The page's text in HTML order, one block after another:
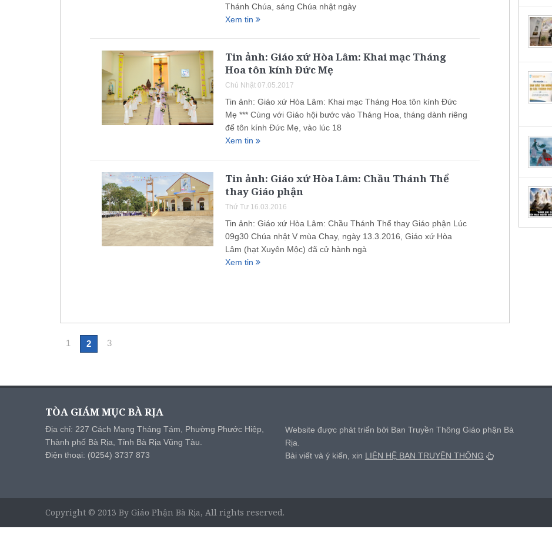
Thánh Chúa, sáng Chúa nhật ngày
Xem tin
Tin ảnh: Giáo xứ Hòa Lâm: Khai mạc Tháng
Hoa tôn kính Đức Mẹ
Chủ Nhật 07.05.2017
Tin ảnh: Giáo xứ Hòa Lâm: Khai mạc Tháng Hoa tôn kính Đức
Mẹ *** Cùng với Giáo hội bước vào Tháng Hoa, tháng dành riêng
để tôn kính Đức Mẹ, vào lúc 18
Xem tin
Tin ảnh: Giáo xứ Hòa Lâm: Chầu Thánh Thể
thay Giáo phận
Thứ Tư 16.03.2016
Tin ảnh: Giáo xứ Hòa Lâm: Chầu Thánh Thể thay Giáo phận Lúc
09g30 Chúa nhật V mùa Chay, ngày 13.3.2016, Giáo xứ Hòa
Lâm (hạt Xuyên Mộc) đã cử hành ngà
Xem tin
1 2 3
TÒA GIÁM MỤC BÀ RỊA
Địa chỉ: 227 Cách Mạng Tháng Tám, Phường Phước Hiệp,
Thành phố Bà Rịa, Tỉnh Bà Rịa Vũng Tàu.
Điện thoại: (0254) 3737 873
Website được phát triển bởi Ban Truyền Thông Giáo phận Bà
Rịa.
Bài viết và ý kiến, xin LIÊN HỆ BAN TRUYỀN THÔNG
Copyright © 2013 By Giáo Phận Bà Rịa, All rights reserved.